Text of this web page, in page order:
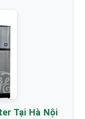
Tại Hà Nội